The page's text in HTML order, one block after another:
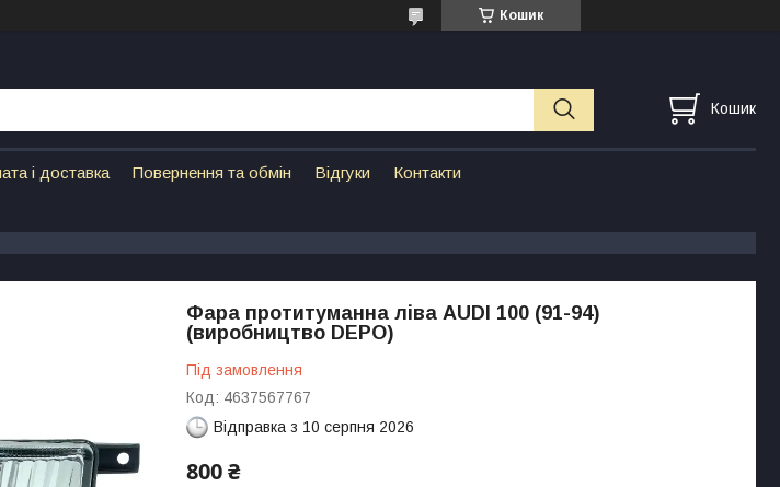
Кошик
Кошик
і доставка Повернення та обмін Відгуки Контакти
Фара протитуманна ліва AUDI 100 (91-94)
(виробництво DEPO)
Під замовлення
Код: 4637567767
Відправка з 10 серпня 2026
800 ₴